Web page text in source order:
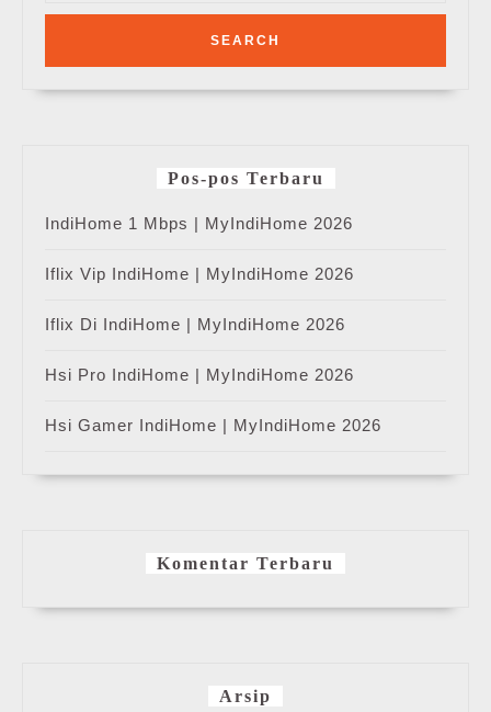
Pos-pos Terbaru
IndiHome 1 Mbps | MyIndiHome 2026
Iflix Vip IndiHome | MyIndiHome 2026
Iflix Di IndiHome | MyIndiHome 2026
Hsi Pro IndiHome | MyIndiHome 2026
Hsi Gamer IndiHome | MyIndiHome 2026
Komentar Terbaru
Arsip